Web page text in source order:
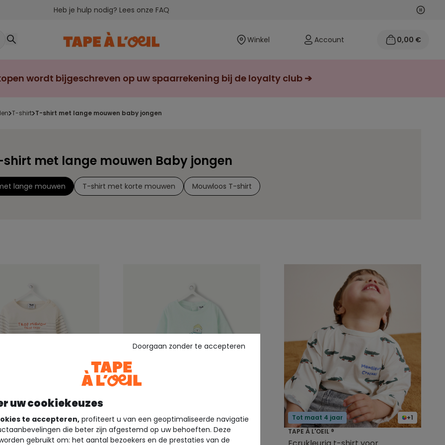
Heb je hulp nodig? Lees onze FAQ Vorige
Winkel Account 0,00 €
wordt bijgeschreven op uw spaarrekening bij de loyalty club ➔
t-shirt t-shirt met lange mouwen baby jongen
shirt met lange mouwen Baby jongen
lange mouwen T-shirt met korte mouwen Mouwloos T-shirt
+1
4 jaar
®
Tot maat 4 jaar
TAPE À L'OEIL ®
+1
Tot maat 4 jaar
TAPE À L'OEIL ®
uw cookiekeuzes
te accepteren, profiteert u van een geoptimaliseerde navigatie
die beter zijn afgestemd op uw behoeften. Deze
gebruikt om: het aantal bezoekers en de prestaties van de
Doorgaan zonder te accepteren